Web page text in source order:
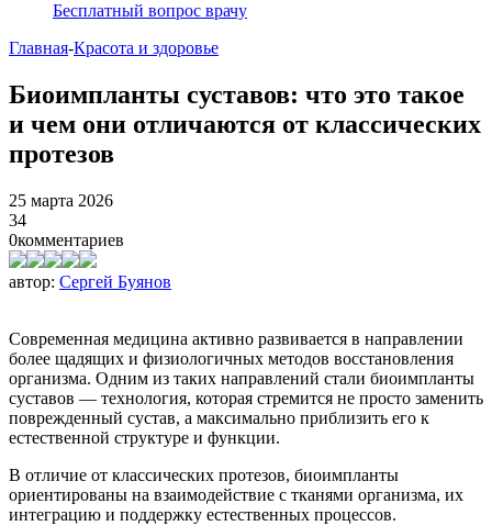
Бесплатный вопрос врачу
Главная-Красота и здоровье
Биоимпланты суставов: что это такое
и чем они отличаются от классических
протезов
25 марта 2026
34
0комментариев
автор: Сергей Буянов
Современная медицина активно развивается в направлении
более щадящих и физиологичных методов восстановления
организма. Одним из таких направлений стали биоимпланты
суставов — технология, которая стремится не просто заменить
поврежденный сустав, а максимально приблизить его к
естественной структуре и функции.
В отличие от классических протезов, биоимпланты
ориентированы на взаимодействие с тканями организма, их
интеграцию и поддержку естественных процессов.